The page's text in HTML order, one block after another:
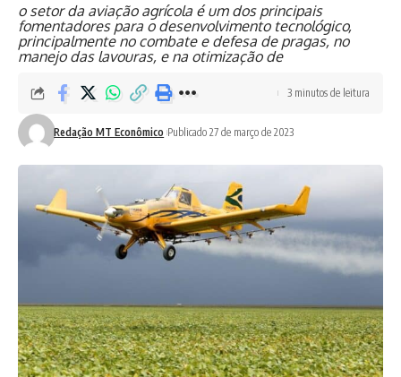
o setor da aviação agrícola é um dos principais
fomentadores para o desenvolvimento tecnológico,
principalmente no combate e defesa de pragas, no
manejo das lavouras, e na otimização de
Redação MT Econômico Publicado 27 de março de 2023
3 minutos de leitura